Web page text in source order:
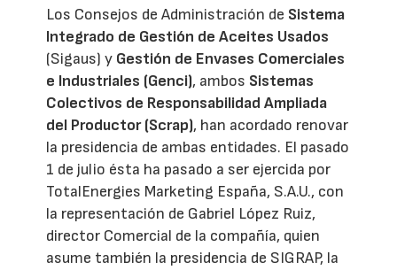
Los Consejos de Administración de Sistema
Integrado de Gestión de Aceites Usados
(Sigaus) y Gestión de Envases Comerciales
e Industriales (Genci), ambos Sistemas
Colectivos de Responsabilidad Ampliada
del Productor (Scrap), han acordado renovar
la presidencia de ambas entidades. El pasado
1 de julio ésta ha pasado a ser ejercida por
TotalEnergies Marketing España, S.A.U., con
la representación de Gabriel López Ruiz,
director Comercial de la compañía, quien
asume también la presidencia de SIGRAP, la